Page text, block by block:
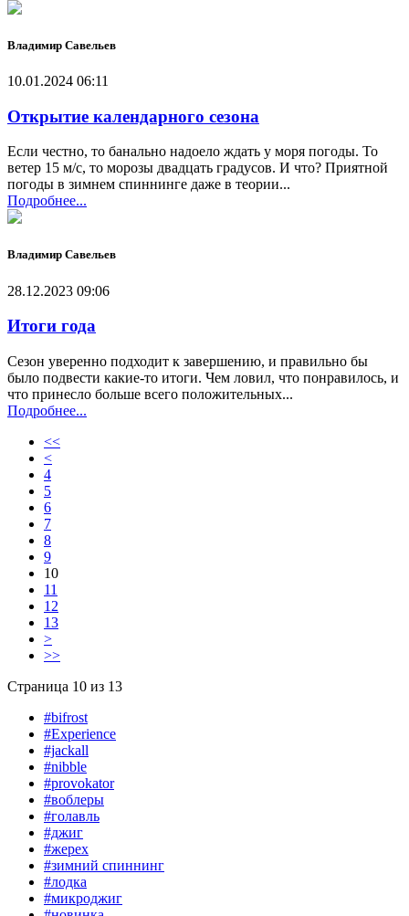
Владимир Савельев
10.01.2024 06:11
Открытие календарного сезона
Если честно, то банально надоело ждать у моря погоды. То
ветер 15 м/с, то морозы двадцать градусов. И что? Приятной
погоды в зимнем спиннинге даже в теории...
Подробнее...
Владимир Савельев
28.12.2023 09:06
Итоги года
Сезон уверенно подходит к завершению, и правильно бы
было подвести какие-то итоги. Чем ловил, что понравилось, и
что принесло больше всего положительных...
Подробнее...
<<
<
4
5
6
7
8
9
10
11
12
13
>
>>
Страница 10 из 13
#bifrost
#Experience
#jackall
#nibble
#provokator
#воблеры
#голавль
#джиг
#жерех
#зимний спиннинг
#лодка
#микроджиг